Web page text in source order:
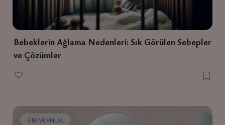
Bebeklerin Ağlama Nedenleri: Sık Görülen Sebepler
ve Çözümler
EBEVEYNLIK